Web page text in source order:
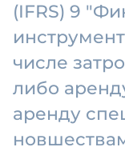
(IFRS) 9
числе
либо
аренду